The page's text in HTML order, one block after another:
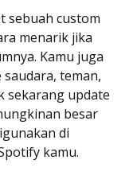
sebuah custom
menarik jika
Kamu juga
teman,
sekarang update
besar
di
kamu.